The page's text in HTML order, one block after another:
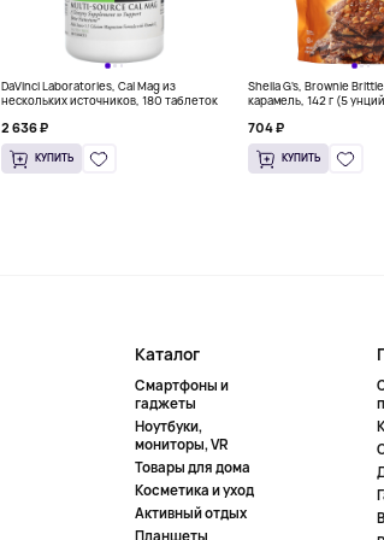
DaVinci Laboratories, Cal Mag из
нескольких источников, 180 таблеток
2 636 ₽
КУПИТЬ
Sheila G's, Brownie
карамель, 142 г (5
704 ₽
КУПИТЬ
Каталог
Смартфоны и
гаджеты
Ноутбуки,
мониторы, VR
Товары для дома
Косметика и уход
Активный отдых
Планшеты